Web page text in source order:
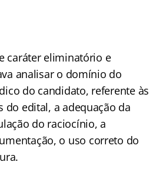
caráter eliminatório e
analisar o domínio do
do candidato, referente às
do edital, a adequação da
do raciocínio, a
o uso correto do